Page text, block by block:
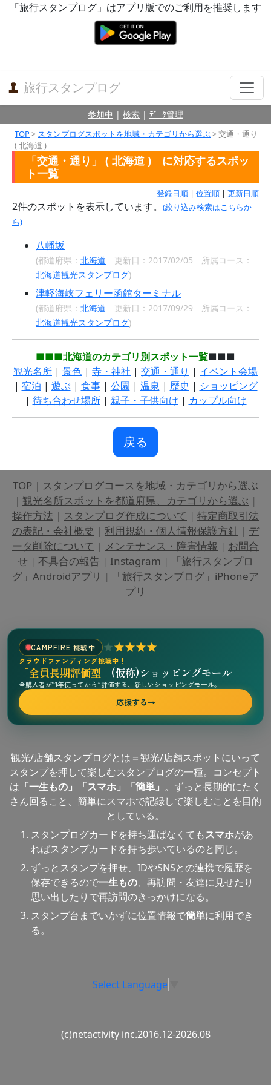
「旅行スタンプログ」はアプリ版でのご利用を推奨します
旅行スタンプログ
参加中 | 検索 | ﾃﾞｰﾀ管理
TOP> スタンプログスポットを地域・カテゴリから選ぶ> 交通・通り
( 北海道 )
「交通・通り」 ( 北海道 ) に対応するスポッ
ト一覧
登録日順 | 位置順 | 更新日順
2件のスポットを表示しています。
(絞り込み検索はこちらか
ら)
八幡坂
(都道府県： 北海道 更新日：2017/02/05 所属コース：
北海道観光スタンプログ)
津軽海峡フェリー函館ターミナル
(都道府県： 北海道 更新日：2017/09/29 所属コース：
北海道観光スタンプログ)
■■■北海道のカテゴリ別スポット一覧■■■
観光名所 | 景色 | 寺・神社 | 交通・通り | イベント会場
| 宿泊 | 遊ぶ| 食事| 公園 | 温泉 | 歴史 | ショッピング
| 待ち合わせ場所| 親子・子供向け | カップル向け
戻る
TOP | スタンプログコースを地域・カテゴリから選ぶ
| 観光名所スポットを都道府県、カテゴリから選ぶ |
操作方法 | スタンプログ作成について | 特定商取引法
の表記・会社概要 | 利用規約・個人情報保護方針 | デ
ータ削除について | メンテナンス・障害情報 | お問合
せ | 不具合の報告 | Instagram |
「旅行スタンプロ
グ」Androidアプリ |
「旅行スタンプログ」iPhoneア
プリ
CAMPFIRE 挑戦中
クラウドファンディング挑戦中！
「全員長期評価型」 (仮称)ショッピングモール
全購入者が“1年使ってから”評価する、新しいショッピングモール。
応援する→
観光/店舗スタンプログとは＝観光/店舗スポットにいって
スタンプを押して楽しむスタンプログの一種。コンセプト
は 「一生もの」「スマホ」「簡単」 。ずっと長期的にたく
さん回ること、簡単にスマホで記録して楽しむことを目的
としている。
スタンプログカードを持ち運ばなくてもスマホがあ
ればスタンプカードを持ち歩いているのと同じ。
ずっとスタンプを押せ、IDやSNSとの連携で履歴を
保存できるので一生もの、再訪問・友達に見せたり
思い出したりで再訪問のきっかけになる。
スタンプ台までいかずに位置情報で簡単に利用でき
る。
Select Language
(c)netactivity inc.2016.12-2026.08